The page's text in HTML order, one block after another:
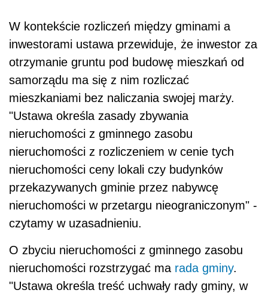
W kontekście rozliczeń między gminami a
inwestorami ustawa przewiduje, że inwestor za
otrzymanie gruntu pod budowę mieszkań od
samorządu ma się z nim rozliczać
mieszkaniami bez naliczania swojej marży.
"Ustawa określa zasady zbywania
nieruchomości z gminnego zasobu
nieruchomości z rozliczeniem w cenie tych
nieruchomości ceny lokali czy budynków
przekazywanych gminie przez nabywcę
nieruchomości w przetargu nieograniczonym" -
czytamy w uzasadnieniu.
O zbyciu nieruchomości z gminnego zasobu
nieruchomości rozstrzygać ma rada gminy.
"Ustawa określa treść uchwały rady gminy, w